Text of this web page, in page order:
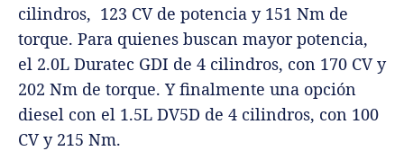
cilindros, 123 CV de potencia y 151 Nm de
torque. Para quienes buscan mayor potencia,
el 2.0L Duratec GDI de 4 cilindros, con 170 CV y
202 Nm de torque. Y finalmente una opción
diesel con el 1.5L DV5D de 4 cilindros, con 100
CV y 215 Nm.